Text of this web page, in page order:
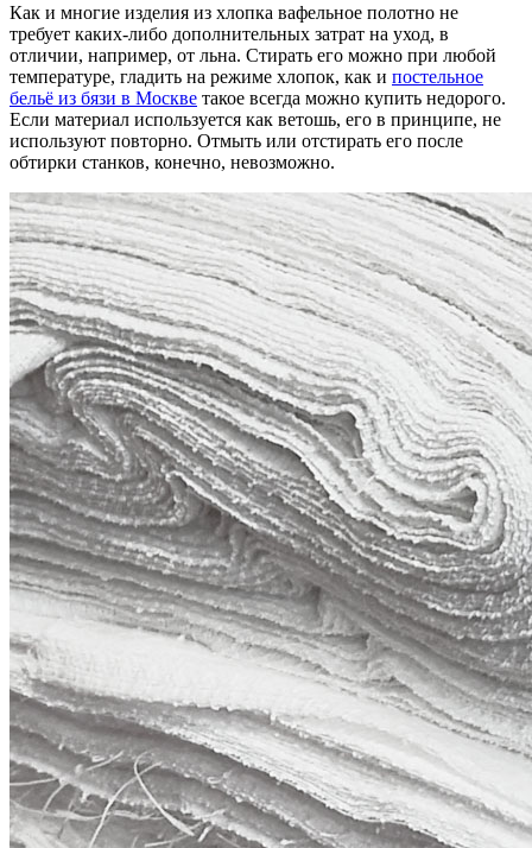
Как и многие изделия из хлопка вафельное полотно не
требует каких-либо дополнительных затрат на уход, в
отличии, например, от льна. Стирать его можно при любой
температуре, гладить на режиме хлопок, как и постельное
бельё из бязи в Москве такое всегда можно купить недорого.
Если материал используется как ветошь, его в принципе, не
используют повторно. Отмыть или отстирать его после
обтирки станков, конечно, невозможно.